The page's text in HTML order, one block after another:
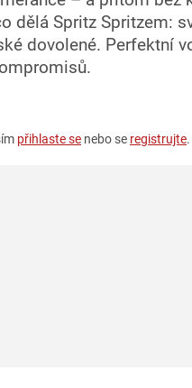
dělá Spritz Spritzem:
dovolené. Perfektní
přihlaste se nebo se registrujte.